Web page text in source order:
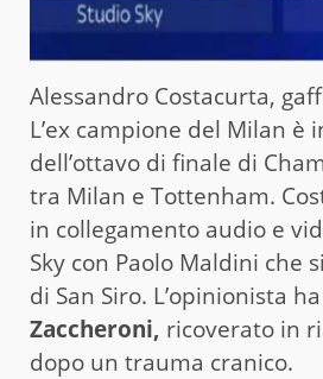
Alessandro Costacurta,
L’ex campione del Milan è
dell’ottavo di finale di
tra Milan e Tottenham.
in collegamento audio e
Sky con Paolo Maldini che
di San Siro. L’opinionista
Zaccheroni, ricoverato in
dopo un trauma cranico.